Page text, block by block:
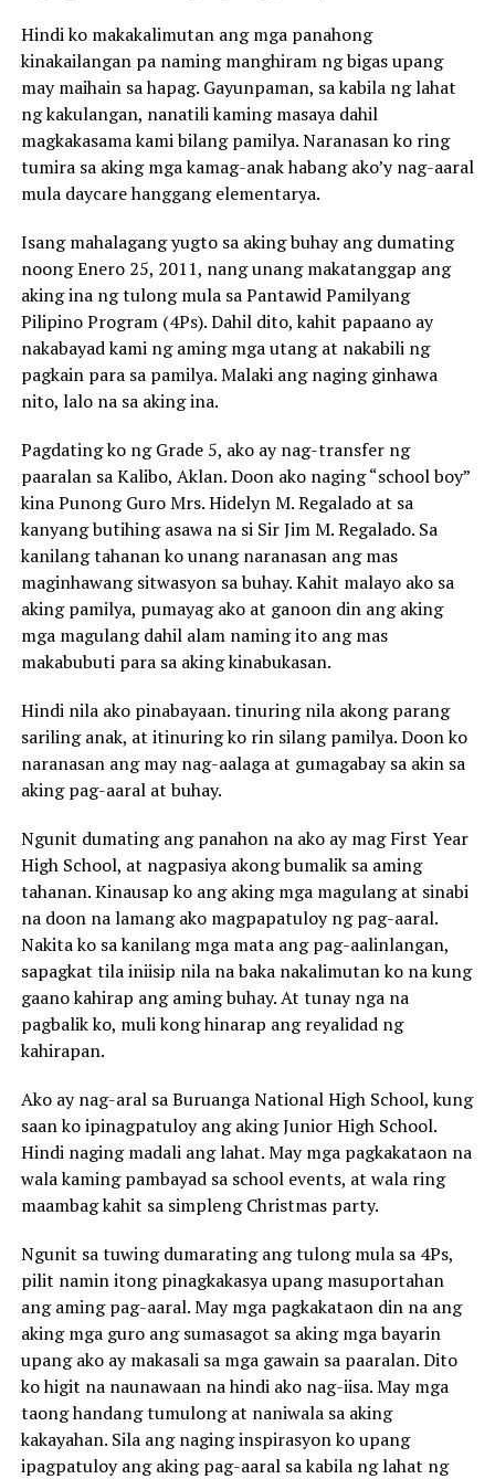
Hindi ko makakalimutan ang mga panahong
kinakailangan pa naming manghiram ng bigas upang
may maihain sa hapag. Gayunpaman, sa kabila ng lahat
ng kakulangan, nanatili kaming masaya dahil
magkakasama kami bilang pamilya. Naranasan ko ring
tumira sa aking mga kamag-anak habang ako’y nag-aaral
mula daycare hanggang elementarya.
Isang mahalagang yugto sa aking buhay ang dumating
noong Enero 25, 2011, nang unang makatanggap ang
aking ina ng tulong mula sa Pantawid Pamilyang
Pilipino Program (4Ps). Dahil dito, kahit papaano ay
nakabayad kami ng aming mga utang at nakabili ng
pagkain para sa pamilya. Malaki ang naging ginhawa
nito, lalo na sa aking ina.
Pagdating ko ng Grade 5, ako ay nag-transfer ng
paaralan sa Kalibo, Aklan. Doon ako naging “school boy”
kina Punong Guro Mrs. Hidelyn M. Regalado at sa
kanyang butihing asawa na si Sir Jim M. Regalado. Sa
kanilang tahanan ko unang naranasan ang mas
maginhawang sitwasyon sa buhay. Kahit malayo ako sa
aking pamilya, pumayag ako at ganoon din ang aking
mga magulang dahil alam naming ito ang mas
makabubuti para sa aking kinabukasan.
Hindi nila ako pinabayaan. tinuring nila akong parang
sariling anak, at itinuring ko rin silang pamilya. Doon ko
naranasan ang may nag-aalaga at gumagabay sa akin sa
aking pag-aaral at buhay.
Ngunit dumating ang panahon na ako ay mag First Year
High School, at nagpasiya akong bumalik sa aming
tahanan. Kinausap ko ang aking mga magulang at sinabi
na doon na lamang ako magpapatuloy ng pag-aaral.
Nakita ko sa kanilang mga mata ang pag-aalinlangan,
sapagkat tila iniisip nila na baka nakalimutan ko na kung
gaano kahirap ang aming buhay. At tunay nga na
pagbalik ko, muli kong hinarap ang reyalidad ng
kahirapan.
Ako ay nag-aral sa Buruanga National High School, kung
saan ko ipinagpatuloy ang aking Junior High School.
Hindi naging madali ang lahat. May mga pagkakataon na
wala kaming pambayad sa school events, at wala ring
maambag kahit sa simpleng Christmas party.
Ngunit sa tuwing dumarating ang tulong mula sa 4Ps,
pilit namin itong pinagkakasya upang masuportahan
ang aming pag-aaral. May mga pagkakataon din na ang
aking mga guro ang sumasagot sa aking mga bayarin
upang ako ay makasali sa mga gawain sa paaralan. Dito
ko higit na naunawaan na hindi ako nag-iisa. May mga
taong handang tumulong at naniwala sa aking
kakayahan. Sila ang naging inspirasyon ko upang
ipagpatuloy ang aking pag-aaral sa kabila ng lahat ng